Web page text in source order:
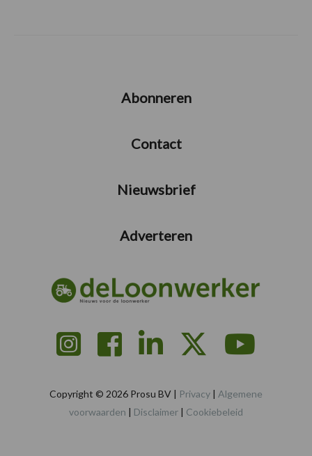
Abonneren
Contact
Nieuwsbrief
Adverteren
Copyright © 2026 Prosu BV | Privacy | Algemene
voorwaarden | Disclaimer | Cookiebeleid